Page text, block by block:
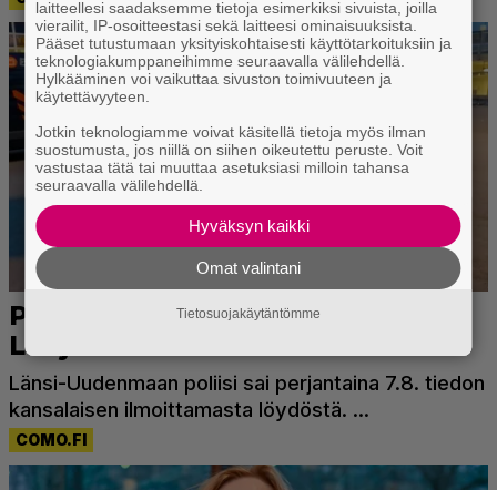
laitteellesi saadaksemme tietoja esimerkiksi sivuista, joilla
vierailit, IP-osoitteestasi sekä laitteesi ominaisuuksista.
Pääset tutustumaan yksityiskohtaisesti käyttötarkoituksiin ja
teknologiakumppaneihimme seuraavalla välilehdellä.
Hylkääminen voi vaikuttaa sivuston toimivuuteen ja
käytettävyyteen.
Jotkin teknologiamme voivat käsitellä tietoja myös ilman
suostumusta, jos niillä on siihen oikeutettu peruste. Voit
vastustaa tätä tai muuttaa asetuksiasi milloin tahansa
seuraavalla välilehdellä.
Hyväksyn kaikki
Omat valintani
Tietosuojakäytäntömme